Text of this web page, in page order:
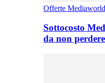
Offerte Mediaworld
Sottocosto
da non